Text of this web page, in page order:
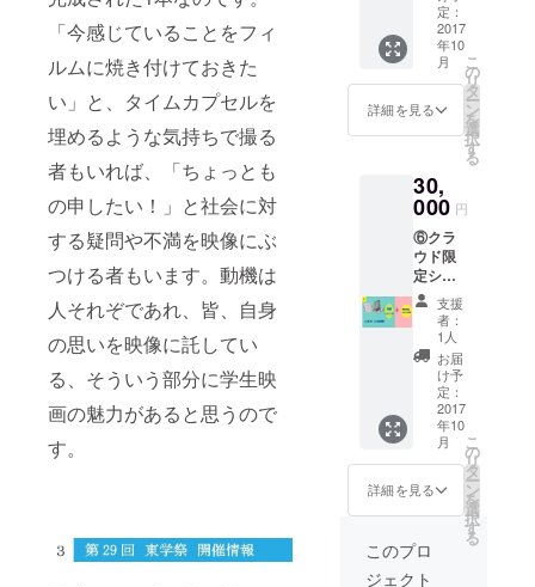
「今感じていることをフィ
ルムに焼き付けておきた
い」と、タイムカプセルを
埋めるような気持ちで撮る
者もいれば、「ちょっとも
の申したい！」と社会に対
する疑問や不満を映像にぶ
つける者もいます。動機は
人それぞであれ、皆、自身
の思いを映像に託してい
る、そういう部分に学生映
画の魅力があると思うので
す。
Twitter,
Facebo
ok,Insta
gram等
SNSに
て自主
を行い
ます。
日通し
チケッ
ト（席
を確
保）、
レセプ
ション
ティー
参加無
料券
★Web
にお名
前記載
★プレ
ミアム
シート
ご用意
★学生
監督イ
ンタ
ビュー
記事冊
子
定：
2017
年10
月
詳細を見る
こ
の
リ
タ
ー
ン
を
選
択
す
る
30,
000 円
⑥クラ
ウド限
定シナ
リオ本
付き！
全部入
りプラ
日通し
チケッ
ト、レ
セプ
ション
パー
ティー
参加無
料券
★Web
にお名
支援
者：
1人
お届
け予
定：
2017
年10
月
詳細を見る
こ
の
リ
タ
ー
ン
を
選
択
す
る
このプロ
ジェクト